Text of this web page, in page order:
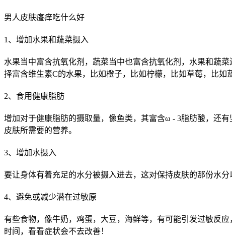
男人皮肤瘙痒吃什么好
1、增加水果和蔬菜摄入
水果当中富含抗氧化剂，蔬菜当中也富含抗氧化剂，水果和蔬
择富含维生素C的水果，比如橙子，比如柠檬，比如草莓，比如
2、食用健康脂肪
增加对于健康脂肪的摄取量，像鱼类，其富含ω - 3脂肪酸，还
皮肤所需要的营养。
3、增加水摄入
要让身体有着充足的水分被摄入进去，这对保持皮肤的那份水
4、避免或减少潜在过敏原
有些食物，像牛奶，鸡蛋，大豆，海鲜等，有可能引发过敏反
时间，看看症状会不去改善！